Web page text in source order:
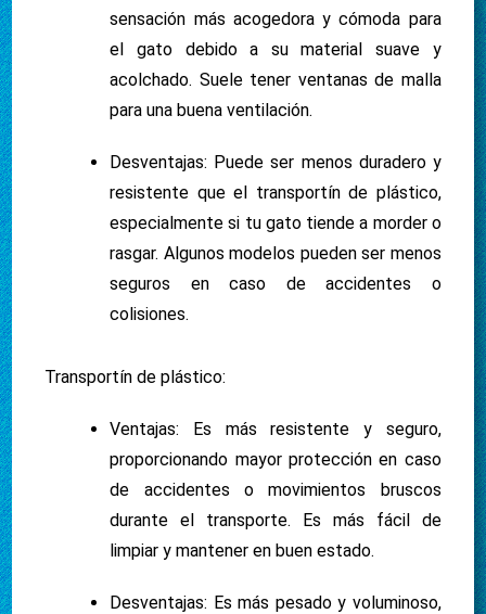
sensación más acogedora y cómoda para
el gato debido a su material suave y
acolchado. Suele tener ventanas de malla
para una buena ventilación.
Desventajas: Puede ser menos duradero y
resistente que el transportín de plástico,
especialmente si tu gato tiende a morder o
rasgar. Algunos modelos pueden ser menos
seguros en caso de accidentes o
colisiones.
Transportín de plástico:
Ventajas: Es más resistente y seguro,
proporcionando mayor protección en caso
de accidentes o movimientos bruscos
durante el transporte. Es más fácil de
limpiar y mantener en buen estado.
Desventajas: Es más pesado y voluminoso,